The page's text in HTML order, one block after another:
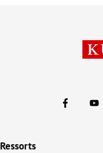
Ressorts